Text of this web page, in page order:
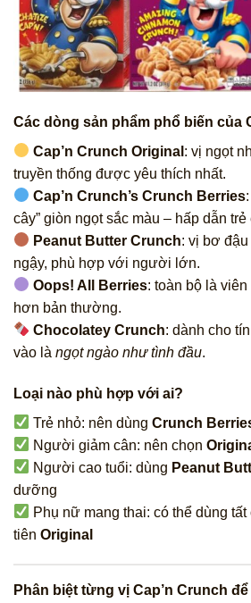
Các dòng sản phẩm phổ biến của
Cap’n Crunch Original : vị ngọt
truyền thống được yêu thích nhất.
Cap’n Crunch’s Crunch Berries
cây” giòn ngọt sắc màu – hấp dẫn trẻ
Peanut Butter Crunch: vị bơ
ngậy, phù hợp với người lớn.
Oops! All Berries: toàn bộ là
hơn bản thường.
Chocolatey Crunch: dành cho
vào là ngọt ngào như tình đầu.
Loại nào phù hợp với ai?
Trẻ nhỏ: nên dùngCrunch
Người giảm cân: nên chọn
Người cao tuổi: dùng Peanut
dưỡng
Phụ nữ mang thai: có thể dùng
tiên Original
Phân biệt từng vị Cap’n Crunch